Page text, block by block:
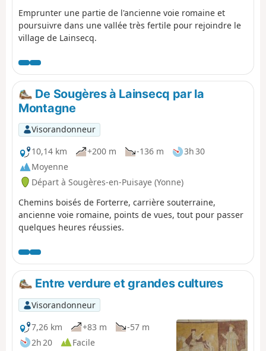
Emprunter une partie de l'ancienne voie romaine et
poursuivre dans une vallée très fertile pour rejoindre le
village de Lainsecq.
De Sougères à Lainsecq par la
Montagne
Visorandonneur
10,14 km
+200 m -136 m
3h 30
Moyenne
Départ à Sougères-en-Puisaye (Yonne)
Chemins boisés de Forterre, carrière souterraine,
ancienne voie romaine, points de vues, tout pour passer
quelques heures réussies.
Entre verdure et grandes cultures
Visorandonneur
7,26 km
+83 m
-57 m
2h 20
Facile